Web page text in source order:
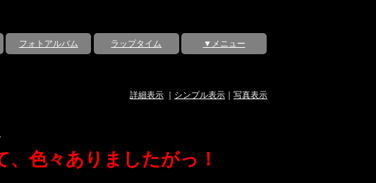
フォトアルバム ラップタイム ▼メニュー
詳細表示 シンプル表示 写真表示
、色々ありましたがっ！